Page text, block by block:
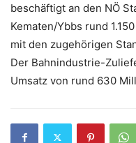
beschäftigt an den NÖ
Kematen/Ybbs rund
mit den zugehörigen
Der Bahnindustrie-
Umsatz von rund 630